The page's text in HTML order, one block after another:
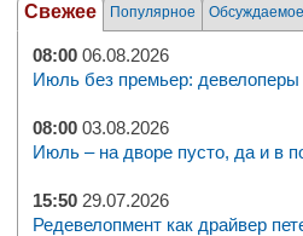
Свежее Популярное Обсуждаемое
08:00 06.08.2026
Июль без премьер: девелоперы
08:00 03.08.2026
Июль – на дворе пусто, да и в
15:50 29.07.2026
Редевелопмент как драйвер